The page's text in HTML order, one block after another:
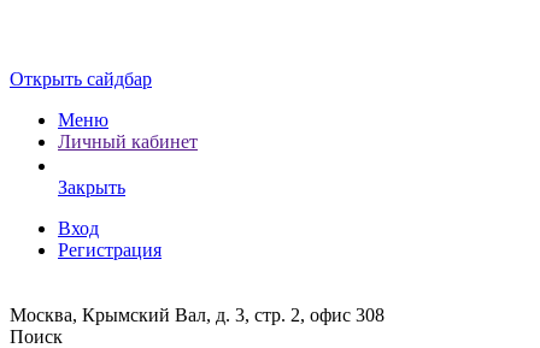
Открыть сайдбар
Меню
Личный кабинет
Закрыть
Вход
Регистрация
Москва, Крымский Вал, д. 3, стр. 2, офис 308
Поиск